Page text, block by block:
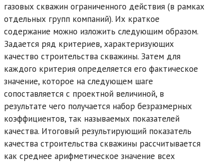
газовых скважин ограниченного действия (в рамках
отдельных групп компаний). Их краткое
содержание можно изложить следующим образом.
Задается ряд критериев, характеризующих
качество строительства скважины. Затем для
каждого критерия определяется его фактическое
значение, которое на следующем шаге
сопоставляется с проектной величиной, в
результате чего получается набор безразмерных
коэффициентов, так называемых показателей
качества. Итоговый результирующий показатель
качества строительства скважины рассчитывается
как среднее арифметическое значение всех